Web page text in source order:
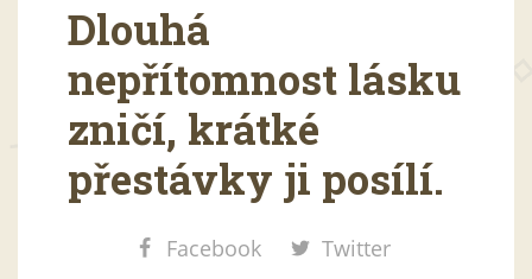
Dlouhá
nepřítomnost lásku
zničí, krátké
přestávky ji posílí.
Facebook
Twitter